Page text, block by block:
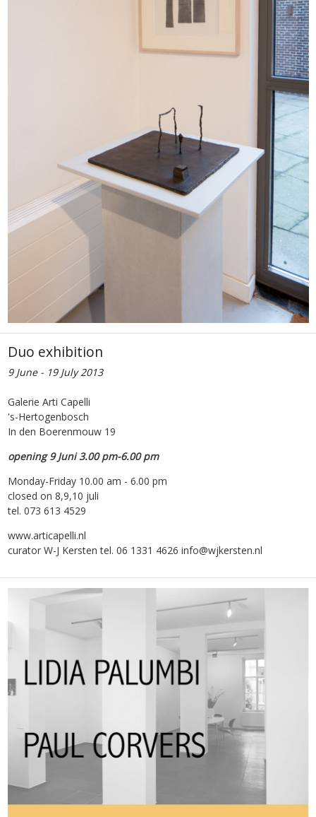
Duo exhibition
9 June - 19 July 2013
Galerie Arti Capelli
's-Hertogenbosch
In den Boerenmouw 19
opening 9 Juni 3.00 pm-6.00 pm
Monday-Friday 10.00 am - 6.00 pm
closed on 8,9,10 juli
tel. 073 613 4529
www.articapelli.nl
curator W-J Kersten tel. 06 1331 4626 info@wjkersten.nl